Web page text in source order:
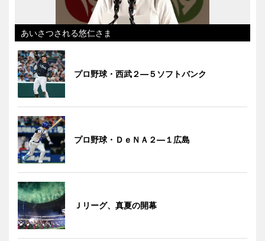
あいさつされる悠仁さま
プロ野球・西武２―５ソフトバンク
プロ野球・ＤｅＮＡ２―１広島
Ｊリーグ、真夏の開幕